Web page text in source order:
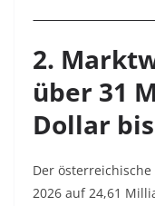
2.
über 31
Dollar bis
Der
2026 auf 24,61